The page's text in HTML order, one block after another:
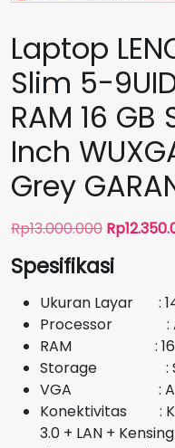
Laptop
Slim 5-
RAM 16 GB
Inch
Grey
Rp13.000.000 Harga
adalah:
Rp
Spesifikasi
Ukuran Layar : 14
Processor :
RAM : 16
Storage :
VGA : AMD
Konektivitas :
3.0 + LAN +